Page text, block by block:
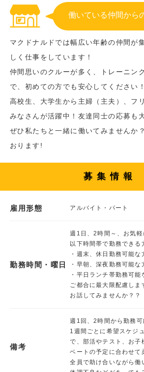
働いている仲間から
マクドナルドでは幅広い年齢の仲間が
しく仕事をしています！
仲間思いのクルーが多く、トレーニン
で、初めての方でも安心してください！
高校生、大学生から主婦（主夫）、フ
みなさんが活躍中！友達同士の応募も
ぜひ私たちと一緒に働いてみませんか
おります!
募集情報
雇用形態 アルバイト・パート
勤務時間・曜日
週1日、2時間～、お気軽
以下時間帯で勤務できる
・週末、休日勤務可能な
・早朝、深夜勤務可能な
・平日ランチ帯勤務可能
ご都合に最大限配慮しま
お話してみませんか？？
備考
週1回、2時間から勤務可
1週間ごとに希望スケジ
で、部活やテスト、お子
ベートの予定に合わせて
全員で助け合いながら働